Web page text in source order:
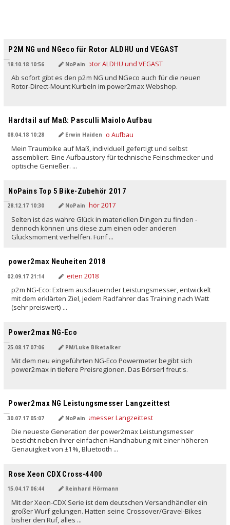
P2M NG und NGeco für Rotor ALDHU und VEGAST
18.10.18 10:56 NoPain
Ab sofort gibt es den p2m NG und NGeco auch für die neuen
Rotor-Direct-Mount Kurbeln im power2max Webshop.
Hardtail auf Maß: Pasculli Maiolo Aufbau
08.04.18 10:28 Erwin Haiden
Mein Traumbike auf Maß, individuell gefertigt und selbst
assembliert. Eine Aufbaustory für technische Feinschmecker und
optische Genießer. ...
NoPains Top 5 Bike-Zubehör 2017
28.12.17 10:30 NoPain
Selten ist das wahre Glück in materiellen Dingen zu finden -
dennoch können uns diese zum einen oder anderen
Glücksmoment verhelfen. Fünf ...
power2max Neuheiten 2018
02.09.17 21:14
p2m NG-Eco: Extrem ausdauernder Leistungsmesser, entwickelt
mit dem erklärten Ziel, jedem Radfahrer das Training nach Watt
(sehr preiswert) ...
Power2max NG-Eco
25.08.17 07:06 PM/Luke Biketalker
Mit dem neu eingeführten NG-Eco Powermeter begibt sich
power2max in tiefere Preisregionen. Das Börserl freut's.
Power2max NG Leistungsmesser Langzeittest
30.07.17 05:07 NoPain
Die neueste Generation der power2max Leistungsmesser
besticht neben ihrer einfachen Handhabung mit einer höheren
Genauigkeit von ±1%, Bluetooth ...
Rose Xeon CDX Cross-4400
15.04.17 06:44 Reinhard Hörmann
Mit der Xeon-CDX Serie ist dem deutschen Versandhändler ein
großer Wurf gelungen. Hatten seine Crossover/Gravel-Bikes
bisher den Ruf, alles ...